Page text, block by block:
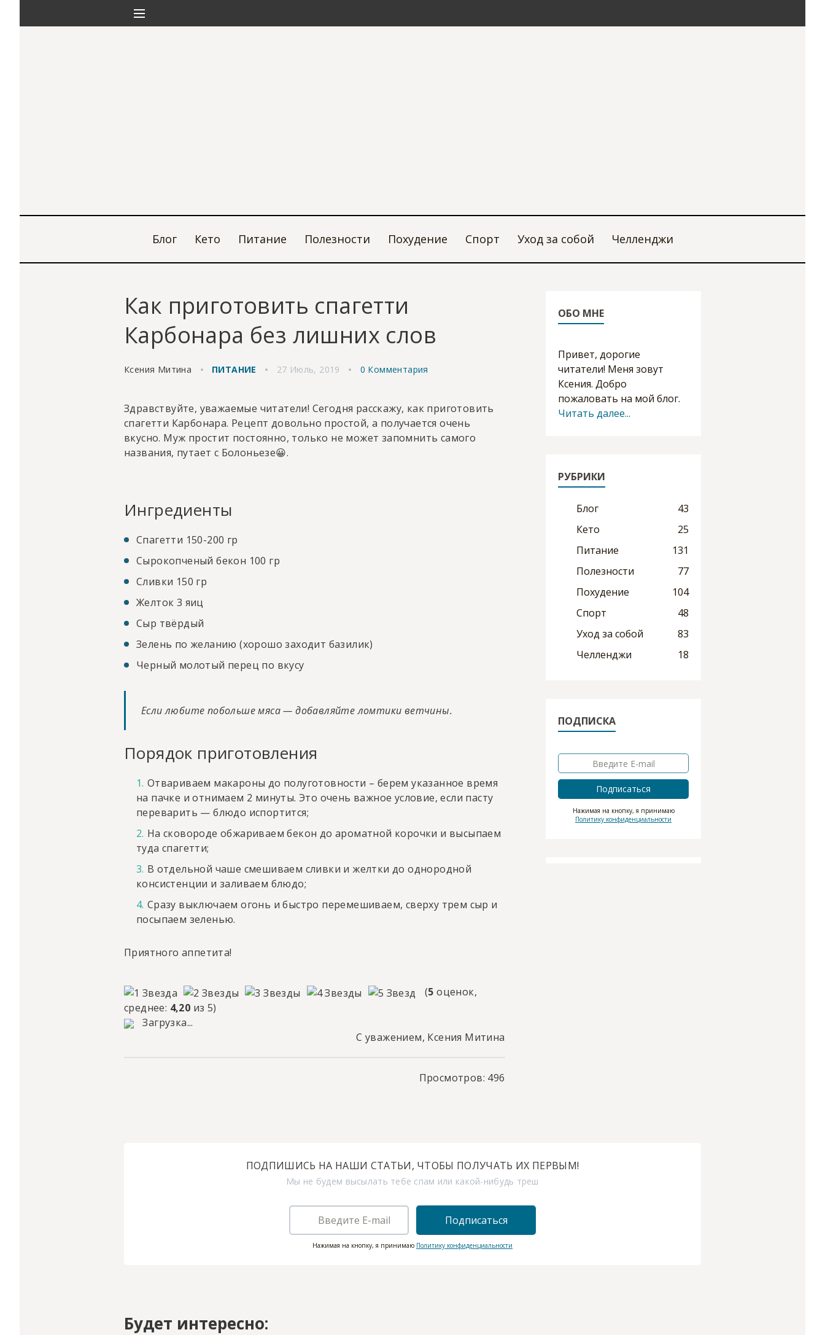
Блог Кето Питание Полезности Похудение Спорт Уход за собой Челленджи
Как приготовить спагетти
Карбонара без лишних слов
Ксения Митина ПИТАНИЕ 27 Июль, 2019 0 Комментария
Здравствуйте, уважаемые читатели! Сегодня расскажу, как приготовить
спагетти Карбонара. Рецепт довольно простой, а получается очень
вкусно. Муж простит постоянно, только не может запомнить самого
названия, путает с Болоньезе😀.
Ингредиенты
Спагетти 150-200 гр
Сырокопченый бекон 100 гр
Сливки 150 гр
Желток 3 яиц
Сыр твёрдый
Зелень по желанию (хорошо заходит базилик)
Черный молотый перец по вкусу
Если любите побольше мяса — добавляйте ломтики ветчины.
Порядок приготовления
Отвариваем макароны до полуготовности – берем указанное время
на пачке и отнимаем 2 минуты. Это очень важное условие, если пасту
переварить — блюдо испортится;
На сковороде обжариваем бекон до ароматной корочки и высыпаем
туда спагетти;
В отдельной чаше смешиваем сливки и желтки до однородной
консистенции и заливаем блюдо;
Сразу выключаем огонь и быстро перемешиваем, сверху трем сыр и
посыпаем зеленью.
Приятного аппетита!
(5 оценок,
среднее: 4,20 из 5)
Загрузка...
С уважением, Ксения Митина
Просмотров: 496
ОБО МНЕ
Привет, дорогие
читатели! Меня зовут
Ксения. Добро
пожаловать на мой блог.
Читать далее...
РУБРИКИ
Блог
43
Кето
25
Питание
131
Полезности
77
Похудение
104
Спорт
48
Уход за собой
83
Челленджи
18
ПОДПИСКА
Подписаться
Нажимая на кнопку, я принимаю
Политику конфиденциальности
ПОДПИШИСЬ НА НАШИ СТАТЬИ, ЧТОБЫ ПОЛУЧАТЬ ИХ ПЕРВЫМ!
Мы не будем высылать тебе спам или какой-нибудь треш
Подписаться
Нажимая на кнопку, я принимаю Политику конфиденциальности
Будет интересно: